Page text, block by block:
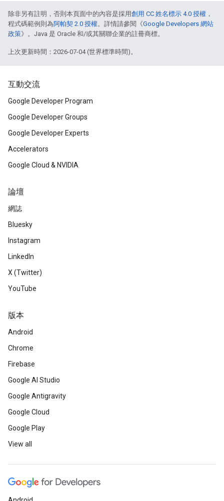
除非另有註明，否則本頁面中的內容是採用創用 CC 姓名標示 4.0 授權 ，
程式碼範例則為阿帕契 2.0 授權。詳情請參閱《Google Developers 網站
政策》。Java 是 Oracle 和/或其關聯企業的註冊商標。
上次更新時間：2026-07-04 (世界標準時間)。
互動交流
Google Developer Program
Google Developer Groups
Google Developer Experts
Accelerators
Google Cloud & NVIDIA
論壇
網誌
Bluesky
Instagram
LinkedIn
X (Twitter)
YouTube
版本
Android
Chrome
Firebase
Google AI Studio
Google Antigravity
Google Cloud
Google Play
View all